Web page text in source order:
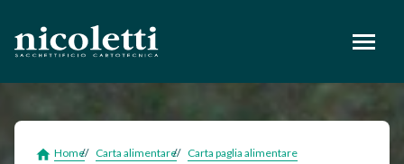
footer
Home Carta alimentare
Carta paglia alimentare